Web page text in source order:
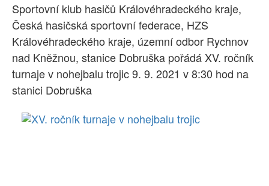
Sportovní klub hasičů Královéhradeckého kraje,
Česká hasičská sportovní federace, HZS
Královéhradeckého kraje, územní odbor Rychnov
nad Kněžnou, stanice Dobruška pořádá XV. ročník
turnaje v nohejbalu trojic 9. 9. 2021 v 8:30 hod na
stanici Dobruška